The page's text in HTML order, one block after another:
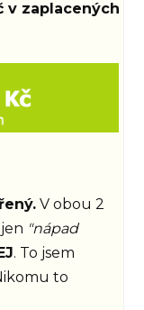
v zaplacených
V obou 2
"nápad
. To jsem
to